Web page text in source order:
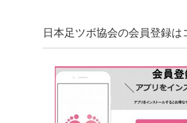
日本足ツボ協会の会員登録は